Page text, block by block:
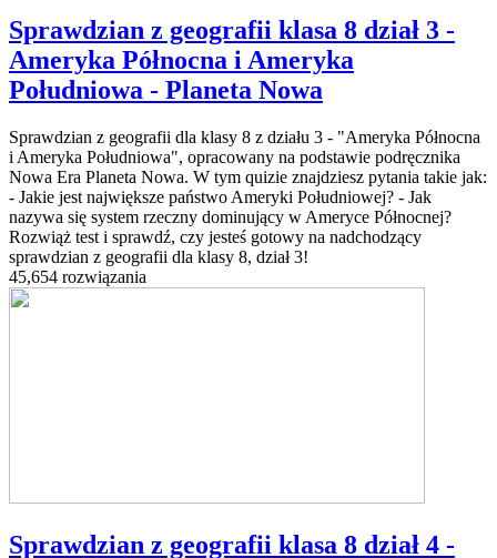
Sprawdzian z geografii klasa 8 dział 3 -
Ameryka Północna i Ameryka
Południowa - Planeta Nowa
Sprawdzian z geografii dla klasy 8 z działu 3 - "Ameryka Północna
i Ameryka Południowa", opracowany na podstawie podręcznika
Nowa Era Planeta Nowa. W tym quizie znajdziesz pytania takie jak:
- Jakie jest największe państwo Ameryki Południowej? - Jak
nazywa się system rzeczny dominujący w Ameryce Północnej?
Rozwiąż test i sprawdź, czy jesteś gotowy na nadchodzący
sprawdzian z geografii dla klasy 8, dział 3!
45,654 rozwiązania
Sprawdzian z geografii klasa 8 dział 4 -